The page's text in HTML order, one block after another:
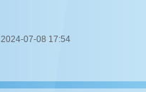
2024-07-08 17:54